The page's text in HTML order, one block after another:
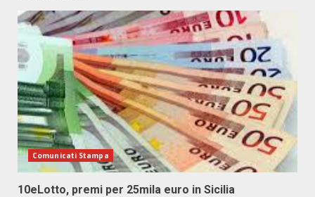
Comunicati Stampa
10eLotto, premi per 25mila euro in Sicilia